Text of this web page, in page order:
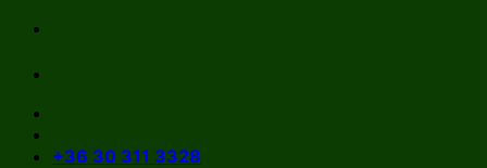
Skip
content
+36 30 311 3328